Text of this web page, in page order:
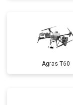
Agras T60